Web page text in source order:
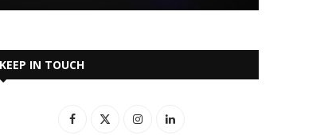
KEEP IN TOUCH